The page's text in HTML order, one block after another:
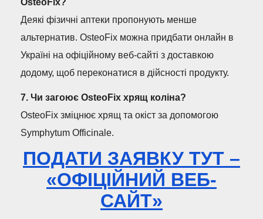
Деякі фізичні аптеки пропонують менше
альтернатив. OsteoFix можна придбати онлайн в
Україні на офіційному веб-сайті з доставкою
додому, щоб переконатися в дійсності продукту.
7. Чи загоює OsteoFix хрящ коліна?
OsteoFix зміцнює хрящ та окіст за допомогою
Symphytum Officinale.
ПОДАТИ ЗАЯВКУ ТУТ –
«ОФІЦІЙНИЙ ВЕБ-
САЙТ»